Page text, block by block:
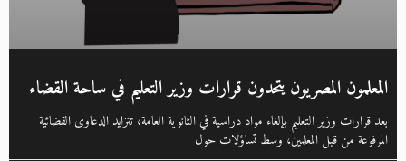
المعلمون المصريون يتحدون قرارات وزير التعليم في ساحة القضاء
بعد قرارات وزير التعليم بإلغاء مواد دراسية في الثانوية العامة، تتزايد الدعاوى القضائية
المرفوعة من قبل المعلمين، وسط تساؤلات حول